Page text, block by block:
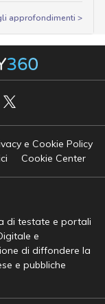
approfondimenti >
e Cookie Policy
Cookie Center
di testate e portali
e
di diffondere la
e pubbliche